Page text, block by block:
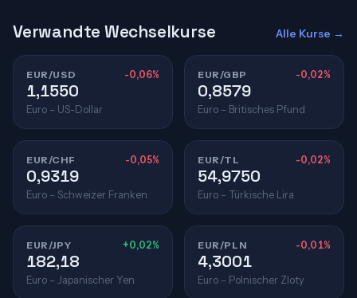
Verwandte Wechselkurse Alle Kurse →
EUR/USD -0,06%
1,1550
Euro – US-Dollar
EUR/GBP -0,02%
0,8579
Euro – Britisches Pfund
EUR/CHF -0,05%
0,9319
Euro – Schweizer Franken
EUR/TL -0,02%
54,9750
Euro – Türkische Lira
EUR/JPY +0,02%
182,18
Euro – Japanischer Yen
EUR/PLN -0,01%
4,3001
Euro – Polnischer Zloty